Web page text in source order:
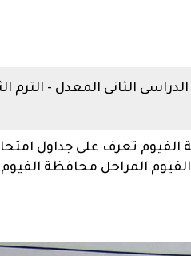
الثانى المعدل - الترم
الفيوم تعرف على جداول
المراحل محافظة الفيوم